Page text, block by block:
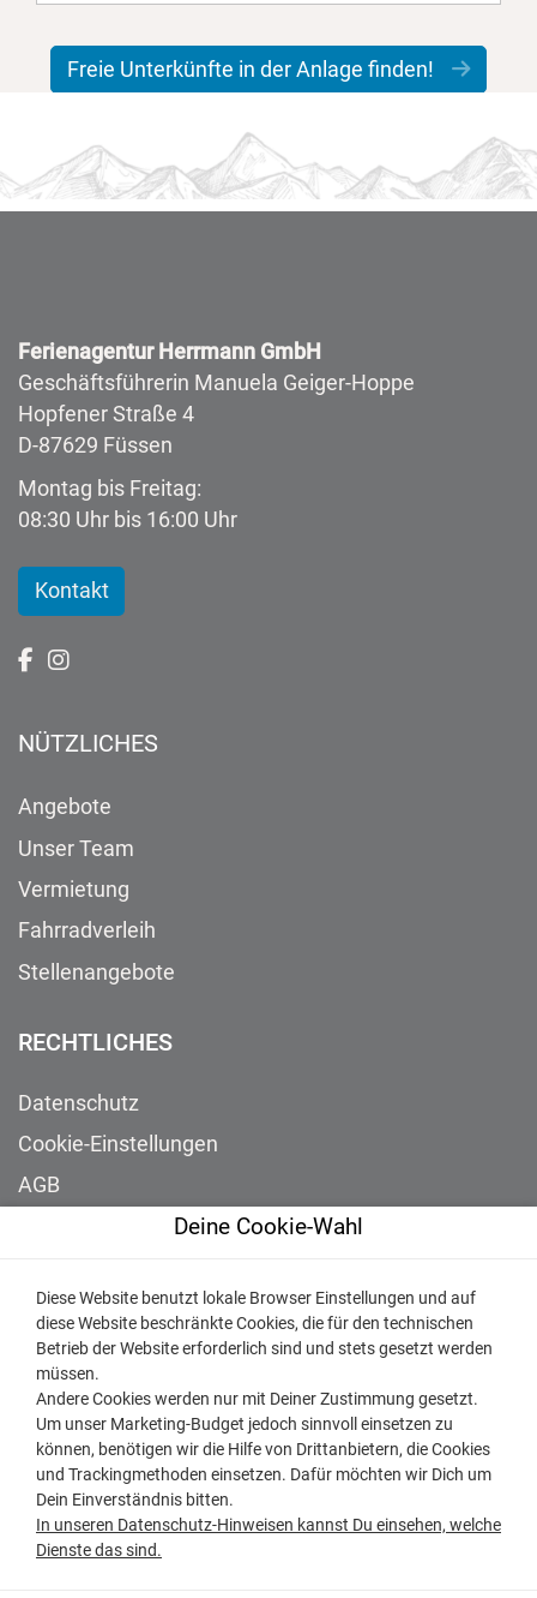
Freie Unterkünfte in der Anlage finden!
Ferienagentur Herrmann GmbH
Geschäftsführerin Manuela Geiger-Hoppe
Hopfener Straße 4
D-87629 Füssen
Montag bis Freitag:
08:30 Uhr bis 16:00 Uhr
Kontakt
NÜTZLICHES
Angebote
Unser Team
Vermietung
Fahrradverleih
Stellenangebote
RECHTLICHES
Datenschutz
Cookie-Einstellungen
AGB
NEWSLETTER
Bleiben Sie auf dem Laufenden und abonnieren Sie
unseren Newsletter.
Deine Cookie-Wahl
Diese Website benutzt lokale Browser Einstellungen und auf
diese Website beschränkte Cookies, die für den technischen
Betrieb der Website erforderlich sind und stets gesetzt werden
müssen.
Andere Cookies werden nur mit Deiner Zustimmung gesetzt.
Um unser Marketing-Budget jedoch sinnvoll einsetzen zu
können, benötigen wir die Hilfe von Drittanbietern, die Cookies
und Trackingmethoden einsetzen. Dafür möchten wir Dich um
Dein Einverständnis bitten.
In unseren Datenschutz-Hinweisen kannst Du einsehen, welche
Dienste das sind.